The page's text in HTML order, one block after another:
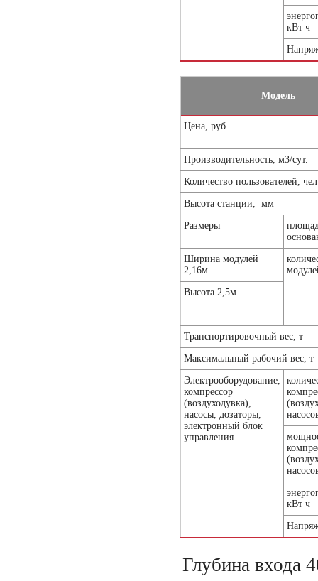
кВт ч
Модель
Цена, руб
Производительность, м3/сут.
Количество пользователей, чел
Высота станции, мм
Размеры
Ширина модулей
2,16м
Высота 2,5м
Транспортировочный вес, т
Максимальный рабочий вес, т
Электрооборудование,
компрессор
(воздуходувка),
насосы, дозаторы,
электронный блок
управления.
кВт ч
Глубина входа